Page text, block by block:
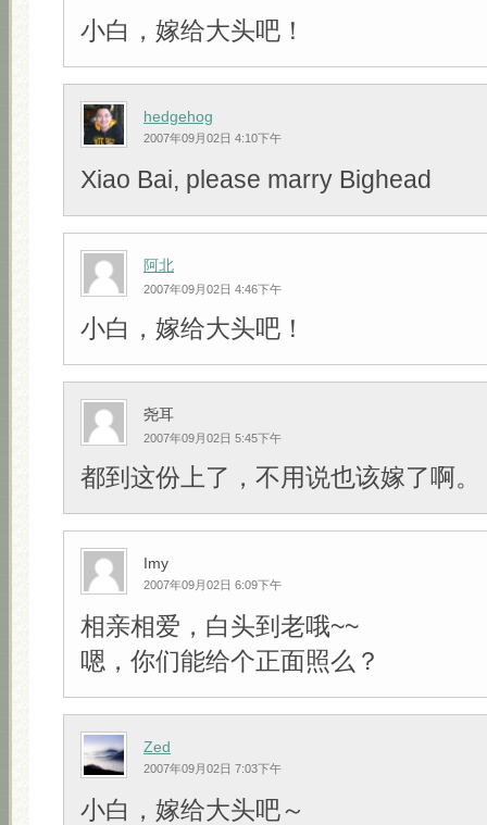
小白，嫁给大头吧！
hedgehog
2007年09月02日 4:10下午
Xiao Bai, please marry Bighead
阿北
2007年09月02日 4:46下午
小白，嫁给大头吧！
尧耳
2007年09月02日 5:45下午
都到这份上了，不用说也该嫁了啊。
Imy
2007年09月02日 6:09下午
相亲相爱，白头到老哦~~
嗯，你们能给个正面照么？
Zed
2007年09月02日 7:03下午
小白，嫁给大头吧～